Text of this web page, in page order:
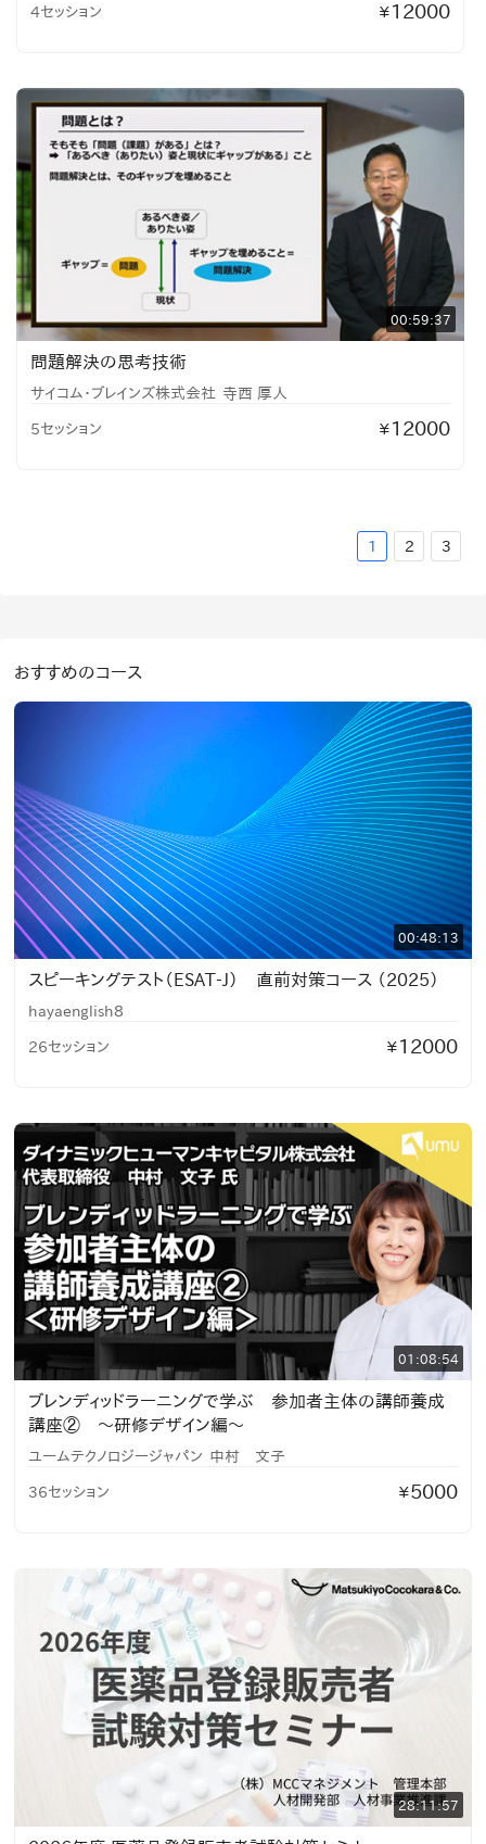
4セッション ¥ 12000
00:59:37
問題解決の思考技術
サイコム・ブレインズ株式会社 寺西 厚人
5セッション ¥ 12000
1 2 3
おすすめのコース
00:48:13
スピーキングテスト（ESAT-J） 直前対策コース （2025）
hayaenglish8
26セッション ¥ 12000
01:08:54
ブレンディッドラーニングで学ぶ 参加者主体の講師養成
講座② 〜研修デザイン編〜
ユームテクノロジージャパン 中村 文子
36セッション ¥5000
28:11:57